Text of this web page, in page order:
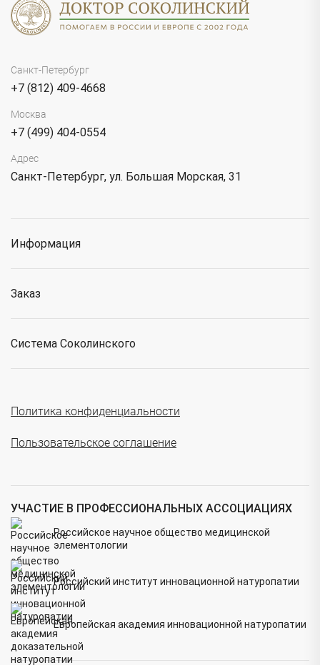
Санкт-Петербург
+7 (812) 409-4668
Москва
+7 (499) 404-0554
Адрес
Санкт-Петербург, ул. Большая Морская, 31
Информация
Заказ
Система Соколинского
Политика конфиденциальности
Пользовательское соглашение
УЧАСТИЕ В ПРОФЕССИОНАЛЬНЫХ АССОЦИАЦИЯХ
Российское научное общество медицинской
элементологии
Российский институт инновационной натуропатии
Европейская академия инновационной натуропатии